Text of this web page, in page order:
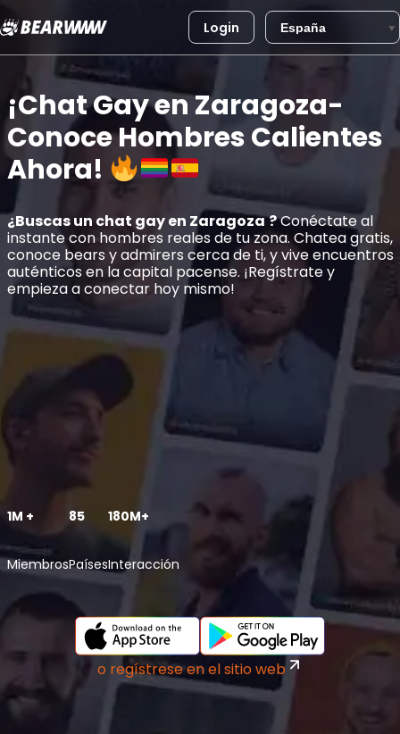
Saltar
contenido
Login
¡Chat Gay en Zaragoza-
Conoce Hombres Calientes
Ahora!
¿Buscas un chat gay en Zaragoza?Conéctate al
instante con hombres reales de tu zona. Chatea gratis,
conoce bears y admirers cerca de ti, y vive encuentros
auténticos en la capital pacense. ¡Regístrate y
empieza a conectar hoy mismo!
1M +
Miembros
85
Países
180M+
Interacción
o regístrese en el sitio web